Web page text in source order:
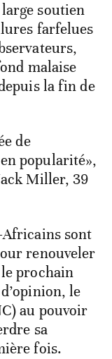
soutien
farfelues
malaise
la fin de
de
popularité»,
Miller, 39
Africains sont
renouveler
prochain
le
au pouvoir
sa
fois.